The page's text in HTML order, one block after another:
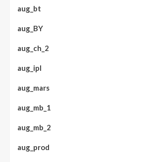
aug_bt
aug_BY
aug_ch_2
aug_ipl
aug_mars
aug_mb_1
aug_mb_2
aug_prod